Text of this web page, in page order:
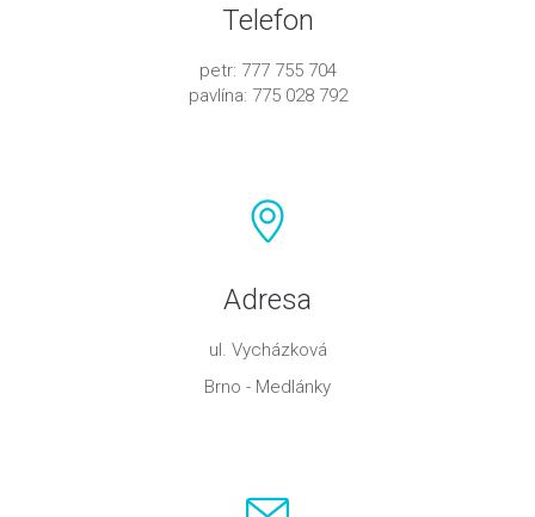
Telefon
petr: 777 755 704
pavlína: 775 028 792
Adresa
ul. Vycházková
Brno - Medlánky